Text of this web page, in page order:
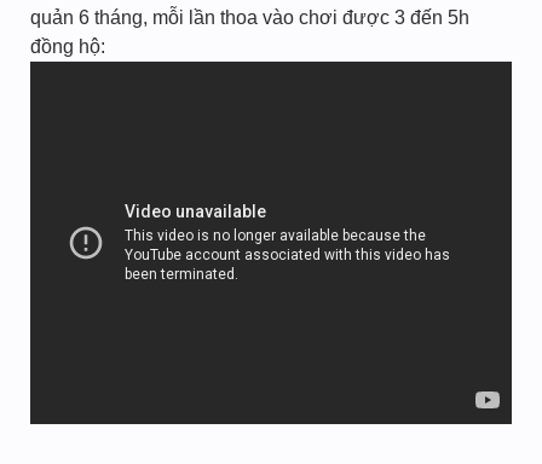
quản 6 tháng, mỗi lần thoa vào chơi được 3 đến 5h
đồng hộ: